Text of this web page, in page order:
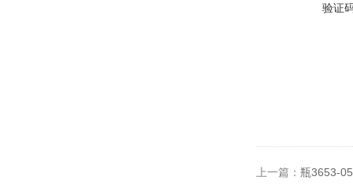
验证
上一篇： 瓶3653-